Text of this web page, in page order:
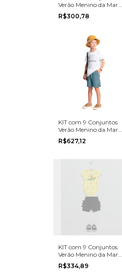
Verão Menino da Marca
Boca Grande na grade
do P ao G
R$300,78
KIT com 9 Conjuntos
Verão Menino da Marca
Glinny na grade do 4
ao 8
R$627,12
KIT com 9 Conjuntos
Verão Menino da Marca
Romitex na grade do P
ao G
R$334,89